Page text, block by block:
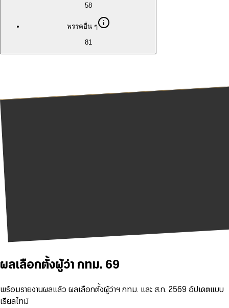
58
พรรคอื่น ๆ
81
ผลเลือกตั้งผู้ว่า กทม. 69
พร้อมรายงานผลแล้ว ผลเลือกตั้งผู้ว่าฯ กทม. และ ส.ก. 2569 อัปเดตแบบ
เรียลไทม์